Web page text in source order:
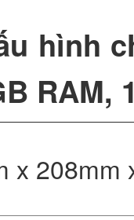
hình
RAM,
x 208mm